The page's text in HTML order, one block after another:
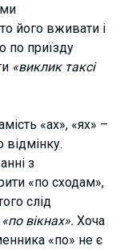
ми
його вживати і
по приїзду
«виклик таксі
«ах», «ях» –
з
«по сходам»,
слід
«по вікнах».Хоча
«по» не є